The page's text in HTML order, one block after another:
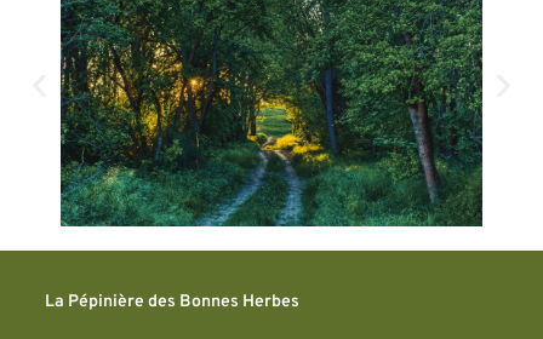
La Pépinière des Bonnes Herbes